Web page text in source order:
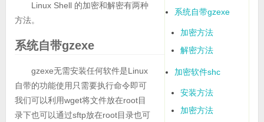
系统自带gzexe
加密方法
解密方法
加密软件shc
安装方法
加密方法
Linux Shell 的加密和解密有两种
方法。
系统自带gzexe
gzexe无需安装任何软件是Linux
自带的功能使用只需要执行命令即可
我们可以利用wget将文件放在root目
录下也可以通过sftp放在root目录也可